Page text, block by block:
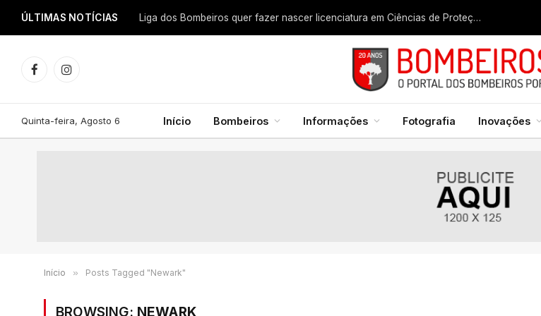
ÚLTIMAS NOTÍCIAS Liga dos Bombeiros quer fazer nascer licenciatura em Ciências de Proteção Civil e Bombeiros
FacebookInstagram
Quinta-feira, Agosto 6 Início Bombeiros Informações Fotografia Inovações
Início » Posts Tagged "Newark"
BROWSING: NEWARK